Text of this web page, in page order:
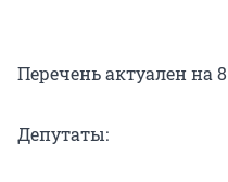
Перечень актуален на
Депутаты: